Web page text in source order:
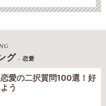
グ - 恋愛
愛の二択質問100選！好
う